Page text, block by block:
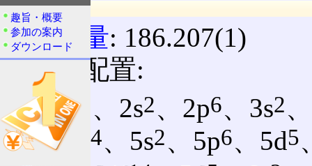
原子情報
原子量: 186.207(1)
電子配置:
1s2 、2s2、2p6、3s2
4f
14、5s2、5p6、5d5
趣旨・概要
参加の案内
ダウンロード